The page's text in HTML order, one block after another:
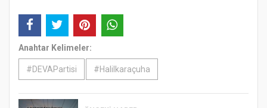
Anahtar Kelimeler:
#DEVAPartisi #Halilkaraçuha